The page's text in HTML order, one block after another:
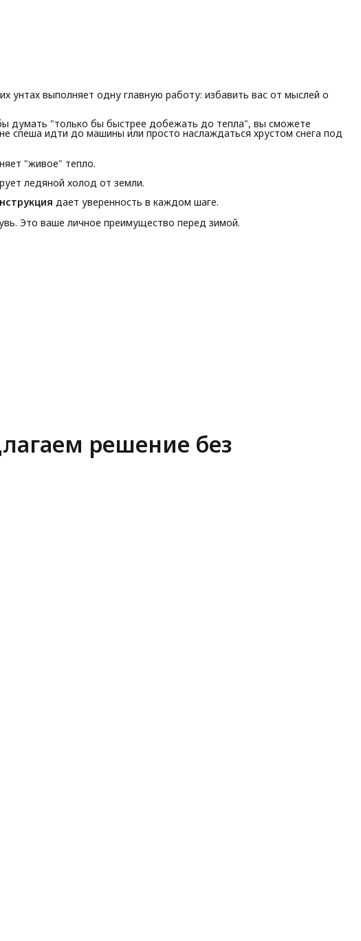
унтах выполняет одну главную работу: избавить вас от мыслей о
думать "только бы быстрее добежать до тепла", вы сможете
спеша идти до машины или просто наслаждаться хрустом снега под
"живое" тепло.
ледяной холод от земли.
дает уверенность в каждом шаге.
Это ваше личное преимущество перед зимой.
решение без